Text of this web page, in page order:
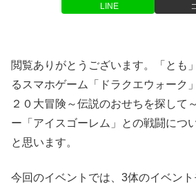
LINE
閲覧ありがとうございます。「とも
るスマホゲーム「ドラクエウォーク
２０大冒険～伝説のおせちを探して
ー「アイスゴーレム」との戦闘につ
と思います。
今回のイベントでは、3体のイベント